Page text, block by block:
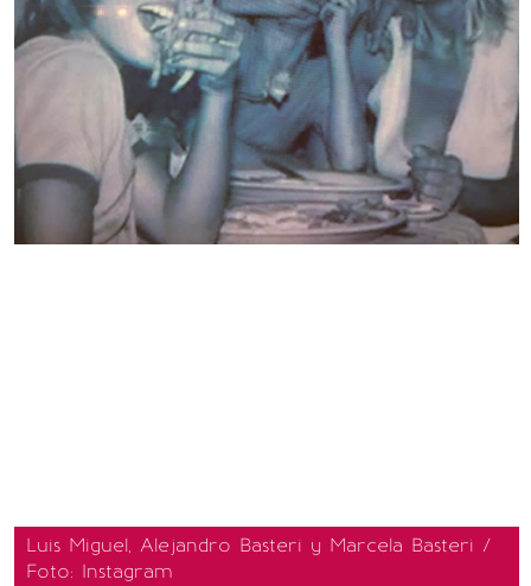
Luis Miguel, Alejandro Basteri y Marcela Basteri /
Foto: Instagram